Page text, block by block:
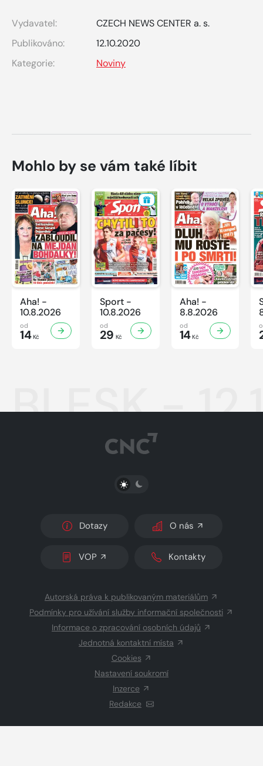
Vydavatel:
CZECH NEWS CENTER a. s.
Publikováno:
12.10.2020
Kategorie:
Noviny
Mohlo by se vám také líbit
Aha! -
10.8.2026
od
14Kč
Sport -
10.8.2026
od
29 Kč
Aha! -
8.8.2026
od
14Kč
BLESK -
PŘEPNOUT SVĚTLÝ/TMAVÝ REŽIM
Dotazy O nás
VOP Kontakty
Autorská práva k publikovaným materiálům
Podmínky pro užívání služby informační společnosti
Informace o zpracování osobních údajů
Jednotná kontaktní místa
Cookies
Nastavení soukromí
Inzerce
Redakce